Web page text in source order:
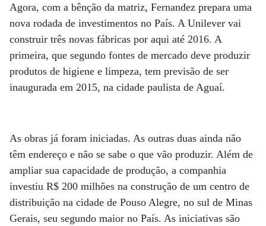
Agora, com a bênção da matriz, Fernandez prepara uma
nova rodada de investimentos no País. A Unilever vai
construir três novas fábricas por aqui até 2016. A
primeira, que segundo fontes de mercado deve produzir
produtos de higiene e limpeza, tem previsão de ser
inaugurada em 2015, na cidade paulista de Aguaí.
As obras já foram iniciadas. As outras duas ainda não
têm endereço e não se sabe o que vão produzir. Além de
ampliar sua capacidade de produção, a companhia
investiu R$ 200 milhões na construção de um centro de
distribuição na cidade de Pouso Alegre, no sul de Minas
Gerais, seu segundo maior no País. As iniciativas são